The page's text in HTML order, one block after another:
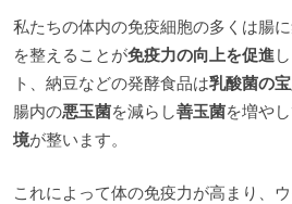
私たちの体内の免疫細胞の多くは腸
を整えることが免疫力の向上を促進
ト、納豆などの発酵食品は乳酸菌の
腸内の悪玉菌を減らし善玉菌を増やし
境が整います。
これによって体の免疫力が高まり、